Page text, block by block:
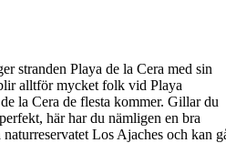
stranden Playa de la Cera med sin
alltför mycket folk vid Playa
la Cera de flesta kommer. Gillar du
här har du nämligen en bra
Los Ajaches och kan